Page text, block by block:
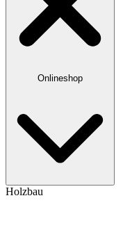
Onlineshop
Holzbau